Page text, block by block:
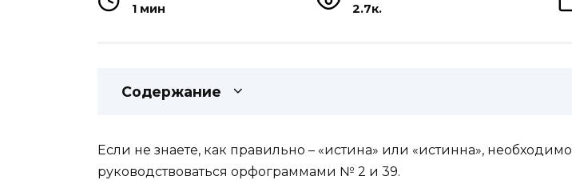
1 мин 2.7к.
Содержание
Если не знаете, как правильно – «истина» или «истинна», необходимо
руководствоваться орфограммами № 2 и 39.